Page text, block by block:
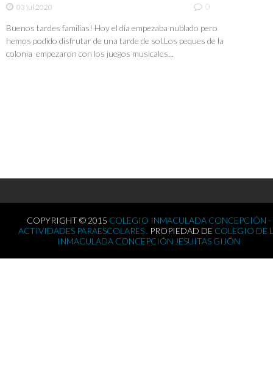
03 jul 2020 0
Buenos tardes familias! Hoy el día empezaba nublado pero
hemos podido disfrutar de una tarde de sol.Los peques de la
colonia empezaron con los juegos musicales...
COPYRIGHT © 2015 COLEGIO INMACULADA CONCEPCIÓN -
ACTIVIDADES PARAESCOLARES . PROPIEDAD DE COLEGIO DE
INMACULADA CONCEPCIÓN JESUITAS GIJÓN